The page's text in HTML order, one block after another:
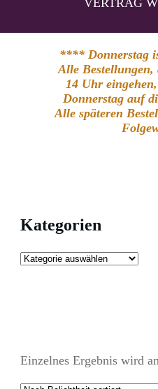
**** Donnerstag
Alle Bestellungen,
14 Uhr
Donnerstag auf
Alle späteren
Kategorien
Einzelnes Ergebnis wird